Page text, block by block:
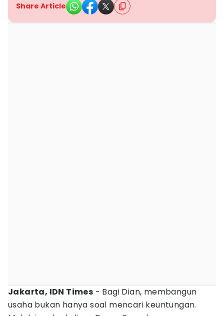
Share Article
Jakarta, IDN Times - Bagi Dian, membangun
usaha bukan hanya soal mencari keuntungan.